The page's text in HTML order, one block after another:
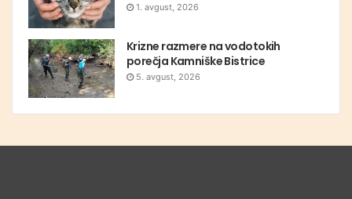
1. avgust, 2026
Krizne razmere na vodotokih
porečja Kamniške Bistrice
5. avgust, 2026